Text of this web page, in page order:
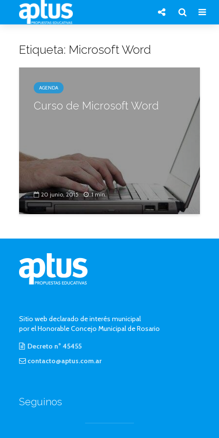
Etiqueta: Microsoft Word
AGENDA
Curso de Microsoft Word
20 junio, 2015 1 min.
Sitio web declarado de interés municipal
por el Honorable Concejo Municipal de Rosario
Decreto n° 45455
contacto@aptus.com.ar
Seguinos